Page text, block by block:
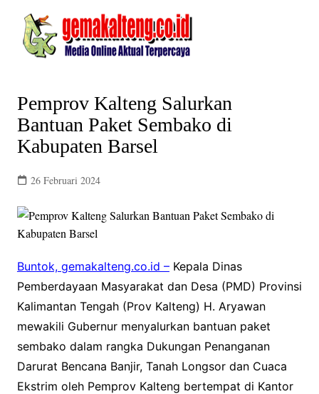
content
Pemprov Kalteng Salurkan
Bantuan Paket Sembako di
Kabupaten Barsel
26 Februari 2024
Buntok, gemakalteng.co.id – Kepala Dinas
Pemberdayaan Masyarakat dan Desa (PMD) Provinsi
Kalimantan Tengah (Prov Kalteng) H. Aryawan
mewakili Gubernur menyalurkan bantuan paket
sembako dalam rangka Dukungan Penanganan
Darurat Bencana Banjir, Tanah Longsor dan Cuaca
Ekstrim oleh Pemprov Kalteng bertempat di Kantor